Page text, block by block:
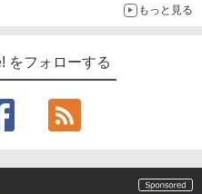
もっと見る
をフォローする